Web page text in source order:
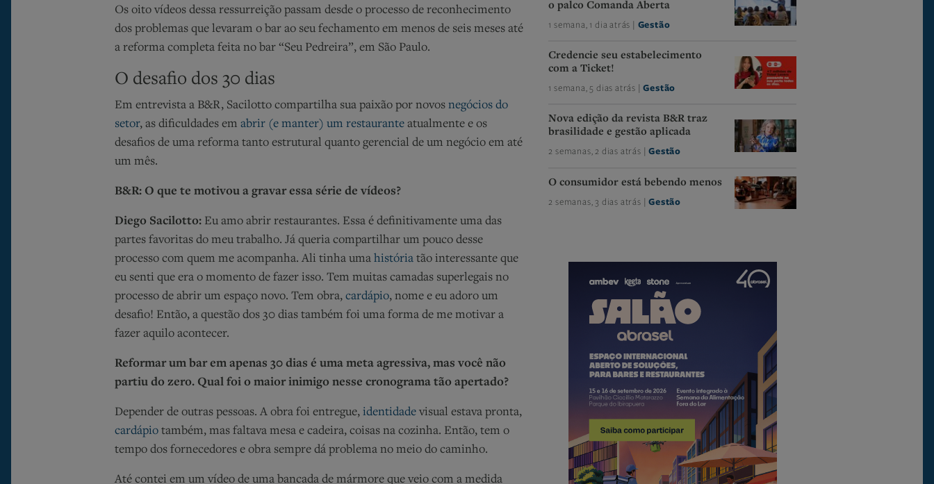
Os oito vídeos dessa ressurreição passam desde o processo de reconhecimento
dos problemas que levaram o bar ao seu fechamento em menos de seis meses até
a reforma completa feita no bar “Seu Pedreira”, em São Paulo.
O desafio dos 30 dias
Em entrevista a B&R, Sacilotto compartilha sua paixão por novos negócios do
setor, as dificuldades em abrir (e manter) um restaurante atualmente e os
desafios de uma reforma tanto estrutural quanto gerencial de um negócio em até
um mês.
B&R: O que te motivou a gravar essa série de vídeos?
Diego Sacilotto: Eu amo abrir restaurantes. Essa é definitivamente uma das
partes favoritas do meu trabalho. Já queria compartilhar um pouco desse
processo com quem me acompanha. Ali tinha uma história tão interessante que
eu senti que era o momento de fazer isso. Tem muitas camadas superlegais no
processo de abrir um espaço novo. Tem obra, cardápio, nome e eu adoro um
desafio! Então, a questão dos 30 dias também foi uma forma de me motivar a
fazer aquilo acontecer.
Reformar um bar em apenas 30 dias é uma meta agressiva, mas você não
partiu do zero. Qual foi o maior inimigo nesse cronograma tão apertado?
Depender de outras pessoas. A obra foi entregue, identidade visual estava pronta,
cardápio também, mas faltava mesa e cadeira, coisas na cozinha. Então, tem o
tempo dos fornecedores e obra sempre dá problema no meio do caminho.
Até contei em um vídeo de uma bancada de mármore que veio com a medida
o palco Comanda Aberta
1 semana, 1 dia atrás | Gestão
Credencie seu estabelecimento
com a Ticket!
1 semana, 5 dias atrás |Gestão
Nova edição da revista B&R traz
brasilidade e gestão aplicada
2 semanas, 2 dias atrás |Gestão
O consumidor está bebendo menos
2 semanas, 3 dias atrás |Gestão